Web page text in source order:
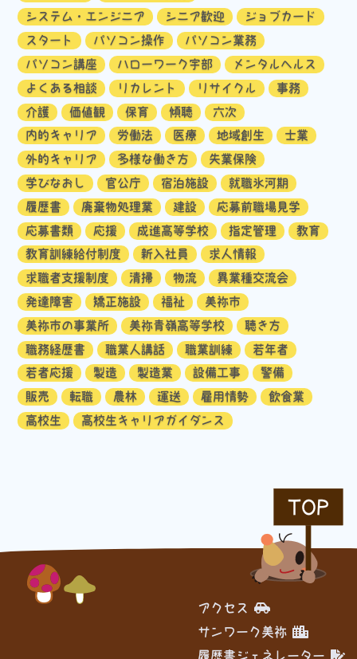
システム・エンジニア
シニア歓迎
ジョブカード
スタート
パソコン操作
パソコン業務
パソコン講座
ハローワーク宇部
メンタルヘルス
よくある相談
リカレント リサイクル
事務
介護
価値観 保育 傾聴
六次
内的キャリア
労働法 医療 地域創生
士業
外的キャリア
多様な働き方
失業保険
学びなおし
官公庁 宿泊施設
就職氷河期
履歴書
廃棄物処理業 建設
応募前職場見学
応募書類
応援 成進高等学校 指定管理
教育
教育訓練給付制度
新入社員
求人情報
求職者支援制度
清掃 物流
異業種交流会
発達障害
矯正施設 福祉
美祢市
美祢市の事業所
美祢青嶺高等学校
聴き方
職務経歴書
職業人講話 職業訓練
若年者
若者応援
製造 製造業 設備工事
警備
販売
転職 農林 運送 雇用情勢
飲食業
高校生
高校生キャリアガイダンス
TOP
アクセス
サンワーク美祢
履歴書ジェネレーター